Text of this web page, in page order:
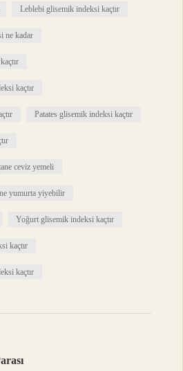
Leblebi glisemik indeksi kaçtır
ne kadar
kaçtır
Patates glisemik indeksi kaçtır
ceviz yemeli
yumurta yiyebilir
Yoğurt glisemik indeksi kaçtır
kaçtır
kaçtır